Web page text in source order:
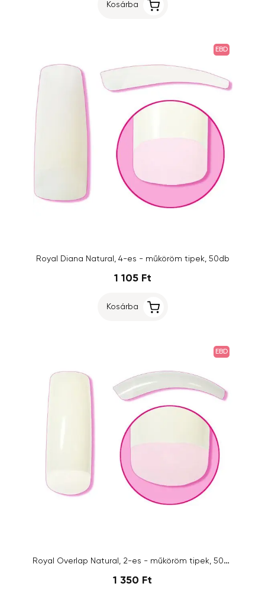
Kosárba
EBD
Royal Diana Natural, 4-es - műköröm tipek, 50db
1 105 Ft
Kosárba
EBD
Royal Overlap Natural, 2-es - műköröm tipek, 50db
1 350 Ft